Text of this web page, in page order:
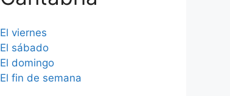
El viernes
El sábado
El domingo
El fin de semana